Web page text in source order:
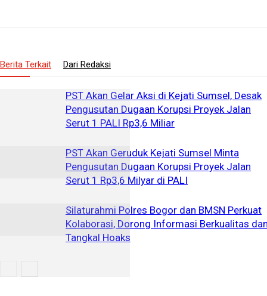
Berita Terkait Dari Redaksi
PST Akan Gelar Aksi di Kejati Sumsel, Desak
Pengusutan Dugaan Korupsi Proyek Jalan
Serut 1 PALI Rp3,6 Miliar
PST Akan Geruduk Kejati Sumsel Minta
Pengusutan Dugaan Korupsi Proyek Jalan
Serut 1 Rp3,6 Milyar di PALI
Silaturahmi Polres Bogor dan BMSN Perkuat
Kolaborasi, Dorong Informasi Berkualitas
Tangkal Hoaks